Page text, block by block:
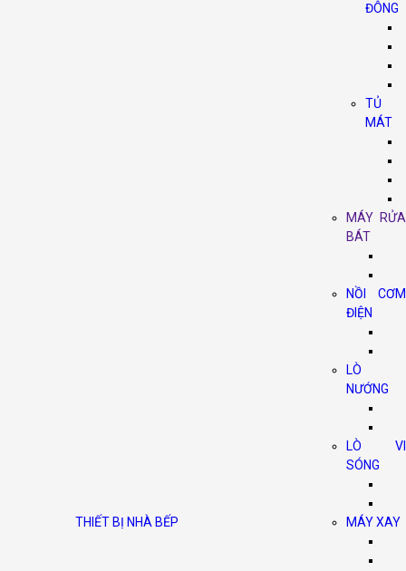
ĐÔNG
TỦ
MÁT
THIẾT BỊ NHÀ BẾP
MÁY RỬA
BÁT
NỒI CƠM
ĐIỆN
LÒ
NƯỚNG
LÒ VI
SÓNG
MÁY XAY